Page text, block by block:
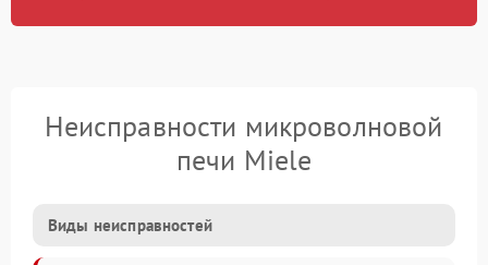
Неисправности микроволновой
печи Miele
Виды неисправностей